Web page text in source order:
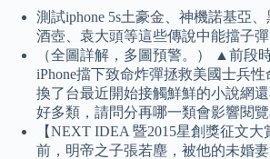
測試iphone 5s土豪金、神機諾基亞
酒壺、袁大頭等這些傳說中能擋子彈
（全圖詳解，多圖預警。） ▲前段
iPhone擋下致命炸彈拯救美國士兵
換了台最近開始接觸鮮鮮的小說網
好多類，請問分再哪一類會影響閱覽
【NEXT IDEA 暨2015星創獎征文
前，明帝之子張若塵，被他的未婚